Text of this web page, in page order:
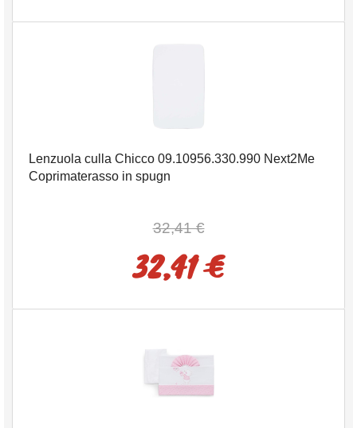
Lenzuola culla Chicco 09.10956.330.990 Next2Me
Coprimaterasso in spugn
32,41 €
32,41 €